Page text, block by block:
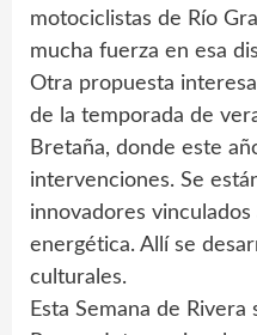
motociclistas de Río
mucha fuerza en esa
Otra propuesta
de la temporada de
Bretaña, donde este
intervenciones. Se
innovadores vinculados
energética. Allí se
culturales.
Esta Semana de Rivera